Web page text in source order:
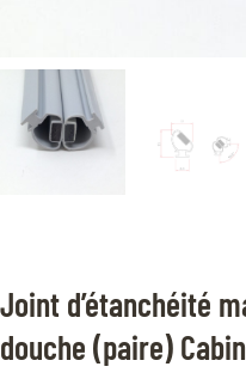
Joint d’étanchéité
douche (paire)